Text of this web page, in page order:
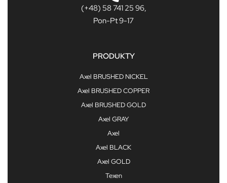
(+48) 58 741 25 96,
Pon-Pt 9-17
PRODUKTY
Axel BRUSHED NICKEL
Axel BRUSHED COPPER
Axel BRUSHED GOLD
Axel GRAY
Axel
Axel BLACK
Axel GOLD
Texen